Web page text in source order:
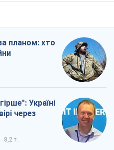
планом: хто
Україні
через
8,2 т.